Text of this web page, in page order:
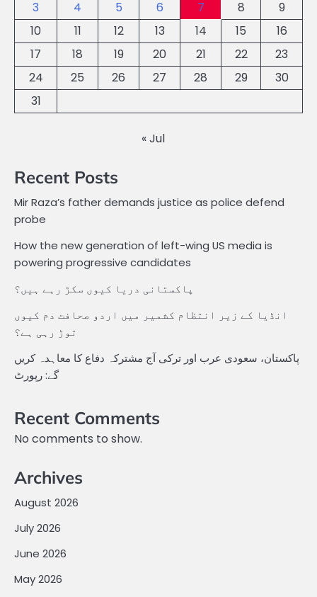
3 4 5 6 7 8
9
10
11 12 13 14 15
16
17
18 19 20 21 22
23
24
25 26 27 28 29
30
31
« Jul
Recent Posts
Mir Raza’s father demands justice as police defend
probe
How the new generation of left-wing US media is
powering progressive candidates
پاکستانی دریا کیوں سکڑ رہے ہیں؟
انڈیا کے زیر انتظام کشمیر میں اردو صحافت دم کیوں
توڑ رہی ہے؟
پاکستان، سعودی عرب اور ترکی آج مشترکہ دفاع کا معاہدہ کریں
گے: رپورٹ
Recent Comments
No comments to show.
Archives
August 2026
July 2026
June 2026
May 2026